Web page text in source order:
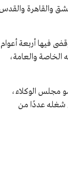
والقاهرة
وقضى فيها أربعة
الخاصة والعامة،
مجلس الوكلاء،
شغله عددًا من